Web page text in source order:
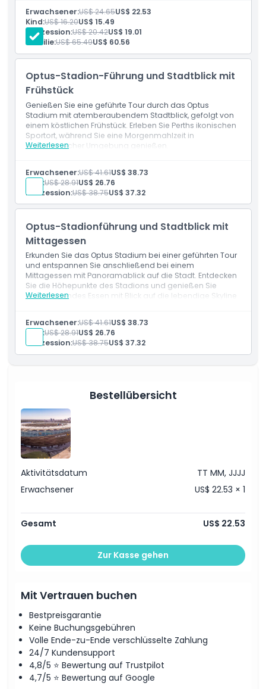
Ausschlüsse
Öffnungszeiten
Dinge, die Sie wissen sollten
Ort
So lösen Sie ein
Kleiderordnung
Stornierungsbedingungen
Entdecken Sie das ikonische Stadion von Perth, das
große Sportveranstaltungen und Events beherbergt.
Sehen Sie das moderne Design und die große
Kapazität.
Leicht vom Stadtzentrum aus erreichbar.
Erwachsener:US$ 24.65US$ 22.53
Kind:US$ 16.20US$ 15.49
Konzession:US$ 20.42US$ 19.01
Familie:US$ 65.49US$ 60.56
Optus-Stadion-Führung und Stadtblick mit
Frühstück
Genießen Sie eine geführte Tour durch das Optus
Stadium mit atemberaubendem Stadtblick, gefolgt von
einem köstlichen Frühstück. Erleben Sie Perths ikonischen
Sportort, während Sie eine Morgenmahlzeit in
panoramischer Umgebung genießen.
Weiterlesen
Geführte Stadiontour mit Stadtblick.
Genießen Sie ein leckeres Frühstück mit
Panoramaaussicht.
Starten Sie Ihren Tag an einem erstklassigen
Veranstaltungsort in Perth.
Erwachsener:US$ 41.61US$ 38.73
Kind:US$ 28.91US$ 26.76
Konzession:US$ 38.75US$ 37.32
Optus-Stadionführung und Stadtblick mit
Mittagessen
Erkunden Sie das Optus Stadium bei einer geführten Tour
und entspannen Sie anschließend bei einem
Mittagessen mit Panoramablick auf die Stadt. Entdecken
Sie die Höhepunkte des Stadions und genießen Sie
hervorragendes Essen mit Blick auf die lebendige Skyline
Weiterlesen
Entdecken Sie das Stadion bei einer Tour.
Entspannen Sie bei einem Mittagessen mit Blick auf
die Skyline von Perth.
Erwachsener:US$ 41.61US$ 38.73
Kind:US$ 28.91US$ 26.76
Konzession:US$ 38.75US$ 37.32
Bestellübersicht
Aktivitätsdatum
TT MM, JJJJ
Erwachsener
US$ 22.53 × 1
Gesamt US$ 22.53
Zur Kasse gehen
Mit Vertrauen buchen
Bestpreisgarantie
Keine Buchungsgebühren
Volle Ende-zu-Ende verschlüsselte Zahlung
24/7 Kundensupport
4,8/5 ⭐ Bewertung auf Trustpilot
4,7/5 ⭐ Bewertung auf Google